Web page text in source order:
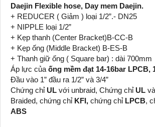
Daejin Flexible hose, Day mem Daejin.
+ REDUCER ( Giảm ) loại 1/2”.- DN25
+ NIPPLE loại 1/2”
+ Kẹp thanh (Center Bracket)B-CC-B
+ Kẹp ống (Middle Bracket) B-ES-B
+ Thanh giữ ống ( Square bar) : dài 700mm
Áp lực của ống mềm đạt 14-16bar LPCB,
Đầu vào 1” đầu ra 1/2” và 3/4”
Chứng chỉ UL với unbraid, Chứng chỉ UL và
Braided, chứng chỉ KFI, chứng chỉLPCB,
ABS